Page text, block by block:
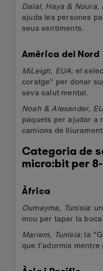
Dalal, Haya & Noura,
ajuda les persones
seus sentiments.
Amèrica del Nord
MiLeigh, EUA: el
coratge" per donar
seva salut mental.
Noah & Alexander,
paquets per ajudar a
camions de
Categoria de
micro:bit per
Àfrica
Oumayma, Tunísia:
mou per tapar la
Mariem, Tunísia: la
que t'adormis mentre